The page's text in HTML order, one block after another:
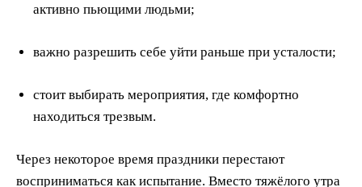
активно пьющими людьми;
важно разрешить себе уйти раньше при усталости;
стоит выбирать мероприятия, где комфортно
находиться трезвым.
Через некоторое время праздники перестают
восприниматься как испытание. Вместо тяжёлого утра